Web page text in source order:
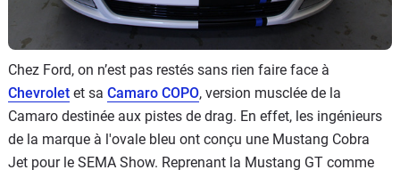
Chez Ford, on n’est pas restés sans rien faire face à
Chevrolet et sa Camaro COPO, version musclée de la
Camaro destinée aux pistes de drag. En effet, les ingénieurs
de la marque à l'ovale bleu ont conçu une Mustang Cobra
Jet pour le SEMA Show. Reprenant la Mustang GT comme